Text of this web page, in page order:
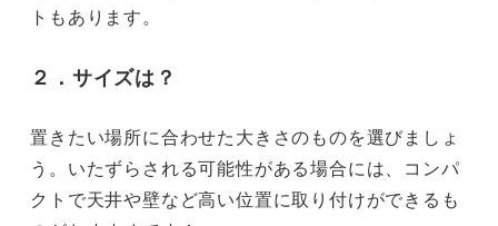
トもあります。
２ ．サイズは？
置きたい場所に合わせた大きさのものを選びましょ
う。いたずらされる可能性がある場合には、コンパ
クトで天井や壁など高い位置に取り付けができるも